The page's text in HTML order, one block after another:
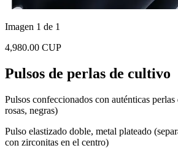
Imagen 1 de 1
4,980.00 CUP
Pulsos de perlas de cultivo
Pulsos confeccionados con auténticas
rosas, negras)
Pulso elastizado doble, metal plateado
con zirconitas en el centro)